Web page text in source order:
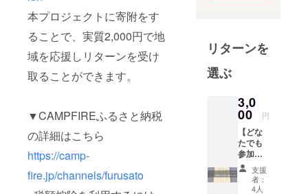
本プロジェクトに寄附をす
ることで、実質2,000円で地
域を応援しリターンを受け
取ることができます。
▼CAMPFIREふるさと納税
の詳細はこちら
https://camp-
fire.jp/channels/furusato
の菅笠の材
料である菅
の生産を行
(夫は菅笠作
家の中山煌
高岡ケーブ
ルネット
ワーク「Do
リターンを
選ぶ
3,0
00 円
【どな
たでも
参加
可】 活
動を応
援して
支援
者：
4人